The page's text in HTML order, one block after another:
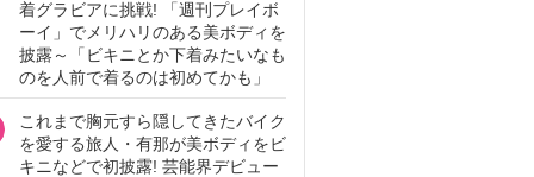
着グラビアに挑戦! 「週刊プレイボ
ーイ」でメリハリのある美ボディを
披露～「ビキニとか下着みたいなも
のを人前で着るのは初めてかも」
これまで胸元すら隠してきたバイク
を愛する旅人・有那が美ボディをビ
キニなどで初披露! 芸能界デビュー